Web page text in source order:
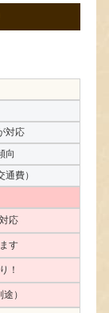
対応
向
費）
応
す
！
）